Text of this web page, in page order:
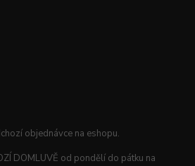
objednávce na eshopu.
DOMLUVĚ od pondělí do pátku na